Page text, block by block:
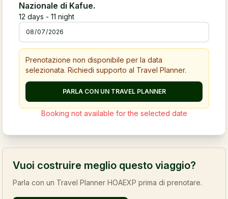
Nazionale di Kafue.
12 days -11 night
Prenotazione non disponibile per la data
selezionata. Richiedi supporto al Travel Planner.
PARLA CON UN TRAVEL PLANNER
Booking not available for the selected date
Vuoi costruire meglio questo viaggio?
Parla con un Travel Planner HOAEXP prima di prenotare.